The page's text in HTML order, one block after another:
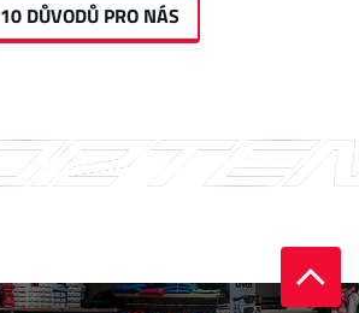
10 DŮVODŮ PRO NÁS